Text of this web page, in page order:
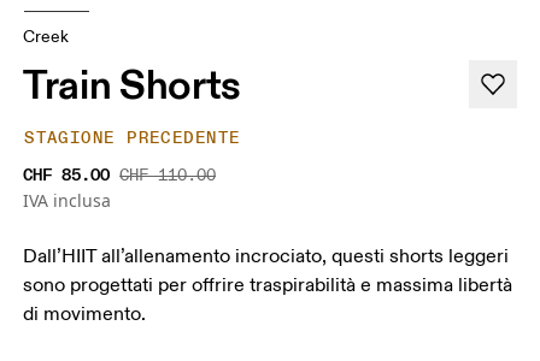
Creek
Train Shorts
STAGIONE PRECEDENTE
CHF 85.00 CHF 110.00
IVA inclusa
Dall’HIIT all’allenamento incrociato, questi shorts leggeri
sono progettati per offrire traspirabilità e massima libertà
di movimento.